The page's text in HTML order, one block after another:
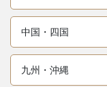
中国・四国
九州・沖縄